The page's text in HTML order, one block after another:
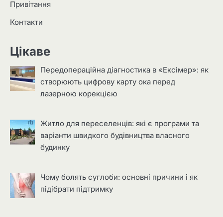
Привітання
Контакти
Цікаве
Передопераційна діагностика в «Ексімер»: як
створюють цифрову карту ока перед
лазерною корекцією
Житло для переселенців: які є програми та
варіанти швидкого будівництва власного
будинку
Чому болять суглоби: основні причини і як
підібрати підтримку